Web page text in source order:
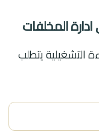
المخلفات
التشغيلية يتطلب